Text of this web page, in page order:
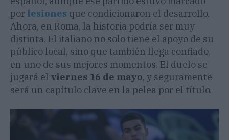
por lesiones que condicionaron el desarrollo.
Ahora, en Roma, la historia podría ser muy
distinta. El italiano no solo tiene el apoyo de su
público local, sino que también llega confiado,
en uno de sus mejores momentos. El duelo se
jugará el viernes 16 de mayo, y seguramente
será un capítulo clave en la pelea por el título.